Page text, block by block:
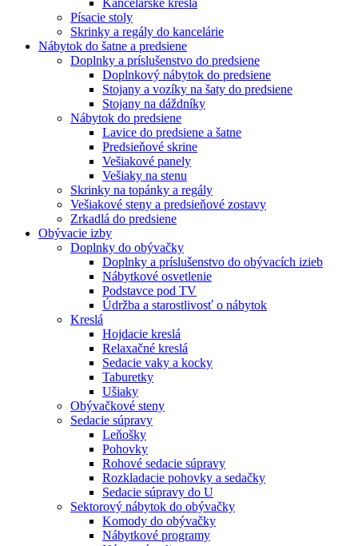
Písacie stoly
Skrinky a regály do kancelárie
Nábytok do šatne a predsiene
Doplnky a príslušenstvo do predsiene
Doplnkový nábytok do predsiene
Stojany a vozíky na šaty do predsiene
Stojany na dáždníky
Nábytok do predsiene
Lavice do predsiene a šatne
Predsieňové skrine
Vešiakové panely
Vešiaky na stenu
Skrinky na topánky a regály
Vešiakové steny a predsieňové zostavy
Zrkadlá do predsiene
Obývacie izby
Doplnky do obývačky
Doplnky a príslušenstvo do obývacích izieb
Nábytkové osvetlenie
Podstavce pod TV
Údržba a starostlivosť o nábytok
Kreslá
Hojdacie kreslá
Relaxačné kreslá
Sedacie vaky a kocky
Taburetky
Ušiaky
Obývačkové steny
Sedacie súpravy
Leňošky
Pohovky
Rohové sedacie súpravy
Rozkladacie pohovky a sedačky
Sedacie súpravy do U
Sektorový nábytok do obývačky
Komody do obývačky
Nábytkové programy